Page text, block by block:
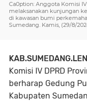
Ca0ption: Anggota Komisi
melaksanakan kunjungan
di kawasan bumi
Sumedang. Kamis, (29/8/
Komisi IV DPRD
berharap Gedung
Kabupaten